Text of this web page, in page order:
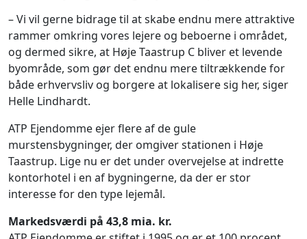
– Vi vil gerne bidrage til at skabe endnu mere attraktive
rammer omkring vores lejere og beboerne i området,
og dermed sikre, at Høje Taastrup C bliver et levende
byområde, som gør det endnu mere tiltrækkende for
både erhvervsliv og borgere at lokalisere sig her, siger
Helle Lindhardt.
ATP Ejendomme ejer flere af de gule
murstensbygninger, der omgiver stationen i Høje
Taastrup. Lige nu er det under overvejelse at indrette
kontorhotel i en af bygningerne, da der er stor
interesse for den type lejemål.
Markedsværdi på 43,8 mia. kr.